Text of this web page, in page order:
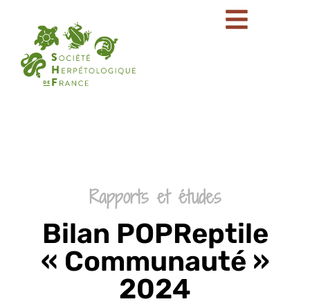
Rapports et études
Bilan POPReptile
« Communauté »
2024